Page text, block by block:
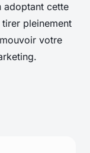
adoptant cette
pleinement
votre